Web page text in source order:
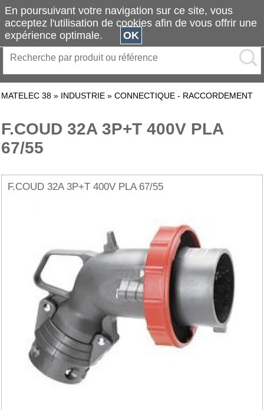
MATELEC 38 » INDUSTRIE » CONNECTIQUE - RACCORDEMENT
F.COUD 32A 3P+T 400V PLA
67/55
F.COUD 32A 3P+T 400V PLA 67/55
En poursuivant votre navigation sur ce site, vous
acceptez l'utilisation de cookies afin de vous offrir une
expérience optimale.
OK